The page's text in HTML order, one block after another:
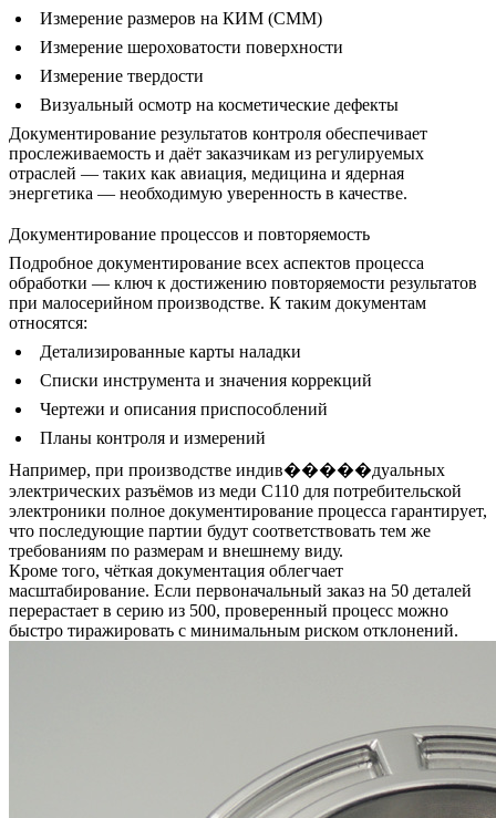
Измерение размеров на КИМ (CMM)
Измерение шероховатости поверхности
Измерение твердости
Визуальный осмотр на косметические дефекты
Документирование результатов контроля обеспечивает
прослеживаемость и даёт заказчикам из регулируемых
отраслей — таких как авиация, медицина и ядерная
энергетика — необходимую уверенность в качестве.
Документирование процессов и повторяемость
Подробное документирование всех аспектов процесса
обработки — ключ к достижению повторяемости результатов
при малосерийном производстве. К таким документам
относятся:
Детализированные карты наладки
Списки инструмента и значения коррекций
Чертежи и описания приспособлений
Планы контроля и измерений
Например, при производстве индив�����дуальных
электрических разъёмов из меди C110 для потребительской
электроники полное документирование процесса гарантирует,
что последующие партии будут соответствовать тем же
требованиям по размерам и внешнему виду.
Кроме того, чёткая документация облегчает
масштабирование. Если первоначальный заказ на 50 деталей
перерастает в серию из 500, проверенный процесс можно
быстро тиражировать с минимальным риском отклонений.